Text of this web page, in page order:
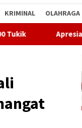
KRIMINAL OLAHRAGA
Sinergi Pusat-